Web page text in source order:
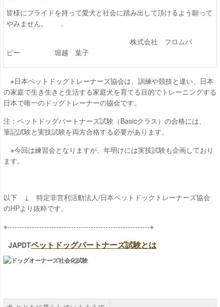
皆様にプライドを持って愛犬と社会に踏み出して頂けるよう願って
やみません。 .
株式会社 フロムパ
ピー 堀越 葉子
※日本ペットドッグトレーナーズ協会は、訓練や競技と違い、日本
の家庭で生き生きと生活する家庭犬を育てる目的でトレーニングする
日本で唯一のドッグトレーナーの協会です。
注：ペットドッグパートナーズ試験（Basicクラス）の合格には、
筆記試験と実技試験を両方合格する必要があります。
※今回は練習会となりますが、年明けには実技試験も企画しており
ます。
以下 ↓ 特定非営利活動法人/日本ペットドックトレーナーズ協会
のHPより抜粋です。
※----------------------------------------------------------※
JAPDTペットドッグパートナーズ試験とは